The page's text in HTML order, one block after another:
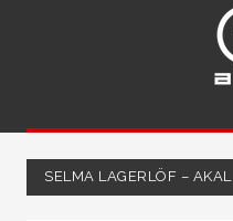
SELMA LAGERLÖF – AKAL